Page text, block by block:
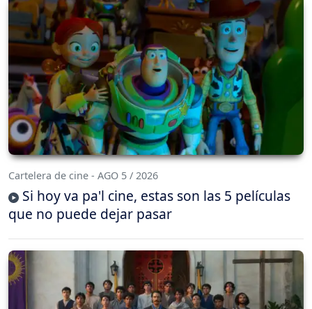
Cartelera de cine - AGO 5 / 2026
Si hoy va pa'l cine, estas son las 5 películas
que no puede dejar pasar